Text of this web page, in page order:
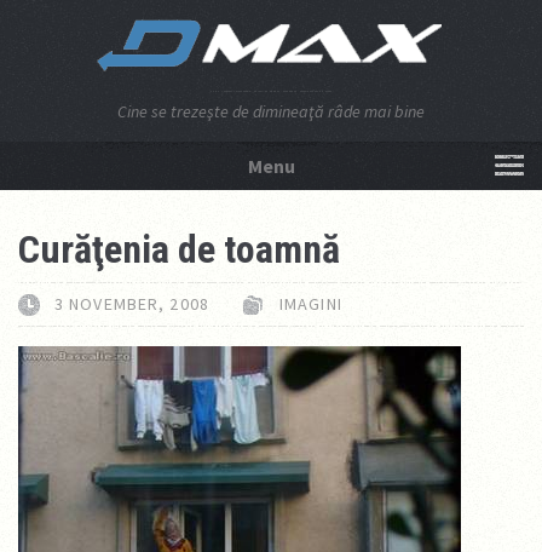
Cine se trezeşte de dimineaţă râde mai bine
Menu
Curăţenia de toamnă
3 NOVEMBER, 2008 IMAGINI